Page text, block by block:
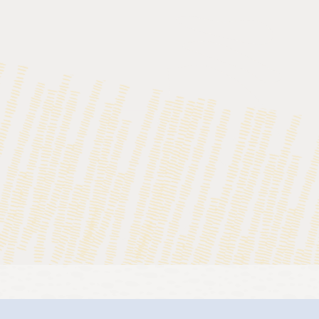
Platform, Standard Edition y proyectos relacionados
técnicas estándar para la tecnología Java